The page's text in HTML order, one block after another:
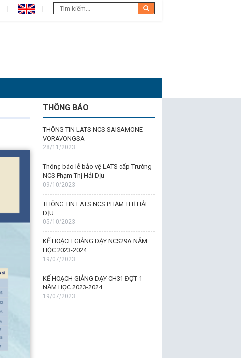
THÔNG BÁO
THÔNG TIN LATS NCS SAISAMONE
VORAVONGSA
28/11/2023
Thông báo lễ bảo vệ LATS cấp Trường
NCS Phạm Thị Hải Dịu
09/10/2023
THÔNG TIN LATS NCS PHẠM THỊ HẢI
DỊU
05/10/2023
KẾ HOẠCH GIẢNG DẠY NCS29A NĂM
HỌC 2023-2024
19/07/2023
KẾ HOẠCH GIẢNG DẠY CH31 ĐỢT 1
NĂM HỌC 2023-2024
19/07/2023